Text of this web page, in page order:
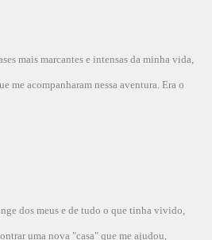
mais marcantes e intensas da minha vida,
me acompanharam nessa aventura. Era o
dos meus e de tudo o que tinha vivido,
uma nova "casa" que me ajudou,